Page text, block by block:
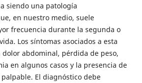
siendo una patología
en nuestro medio, suele
frecuencia durante la segunda o
Los síntomas asociados a esta
abdominal, pérdida de peso,
en algunos casos y la presencia de
El diagnóstico debe